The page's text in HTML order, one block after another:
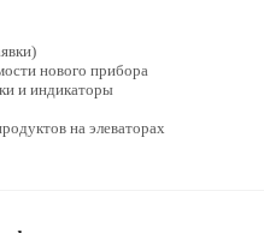
нового прибора
и индикаторы
на элеваторах